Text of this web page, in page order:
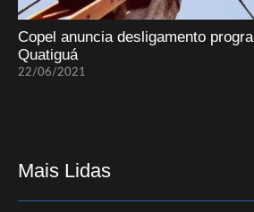
Copel anuncia desligamento
Quatiguá
22/06/2021
Mais Lidas